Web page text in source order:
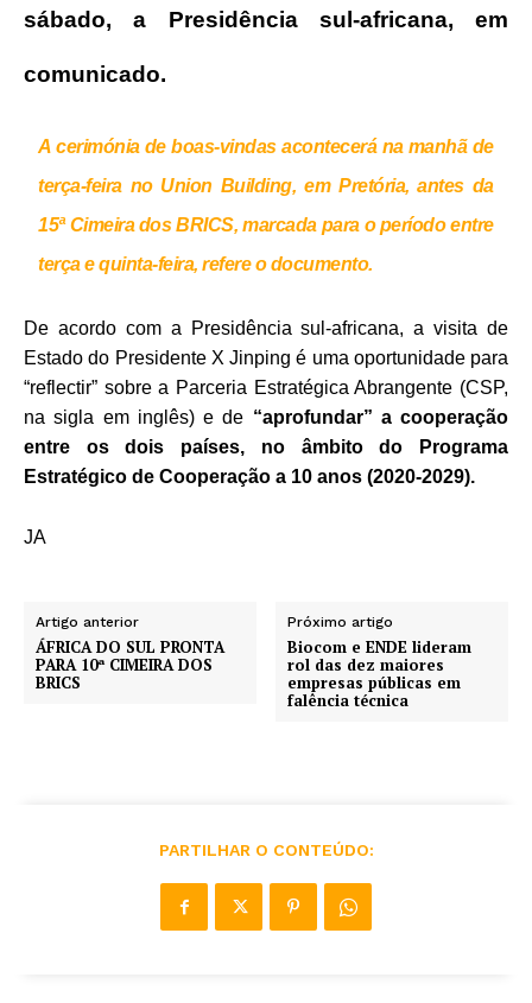
sábado, a Presidência sul-africana, em
comunicado.
A cerimónia de boas-vindas acontecerá na manhã de
terça-feira no Union Building, em Pretória, antes da
15ª Cimeira dos BRICS, marcada para o período entre
terça e quinta-feira, refere o documento.
De acordo com a Presidência sul-africana, a visita de
Estado do Presidente X Jinping é uma oportunidade para
“reflectir” sobre a Parceria Estratégica Abrangente (CSP,
na sigla em inglês) e de “aprofundar” a cooperação
entre os dois países, no âmbito do Programa
Estratégico de Cooperação a 10 anos (2020-2029).
JA
Artigo anterior
ÁFRICA DO SUL PRONTA
PARA 10ª CIMEIRA DOS
BRICS
Próximo artigo
Biocom e ENDE lideram
rol das dez maiores
empresas públicas em
falência técnica
PARTILHAR O CONTEÚDO: